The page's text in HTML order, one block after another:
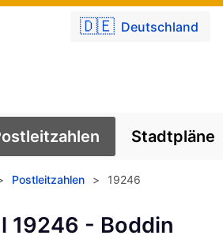
🇩🇪 Deutschland
Stadtpläne
Postleitzahlen > 19246
19246 - Boddin